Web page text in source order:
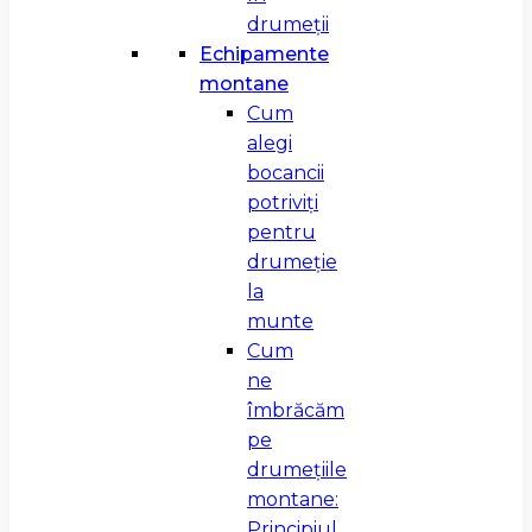
drumeții
Echipamente
montane
Cum
alegi
bocancii
potriviți
pentru
drumeție
la
munte
Cum
ne
îmbrăcăm
pe
drumețiile
montane: